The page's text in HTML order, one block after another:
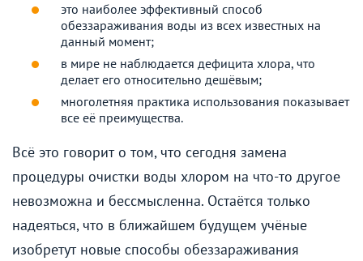
это наиболее эффективный способ
обеззараживания воды из всех известных на
данный момент;
в мире не наблюдается дефицита хлора, что
делает его относительно дешёвым;
многолетняя практика использования показывает
все её преимущества.
Всё это говорит о том, что сегодня замена
процедуры очистки воды хлором на что-то другое
невозможна и бессмысленна. Остаётся только
надеяться, что в ближайшем будущем учёные
изобретут новые способы обеззараживания